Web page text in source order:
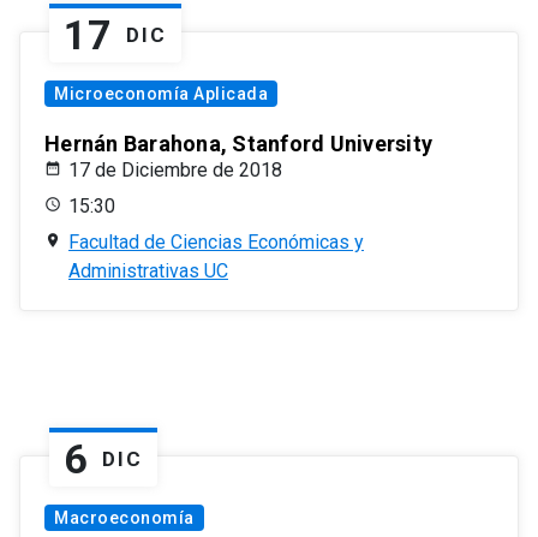
17 DIC
Microeconomía Aplicada
Hernán Barahona, Stanford University
17 de Diciembre de 2018
15:30
Facultad de Ciencias Económicas y
Administrativas UC
6 DIC
Macroeconomía